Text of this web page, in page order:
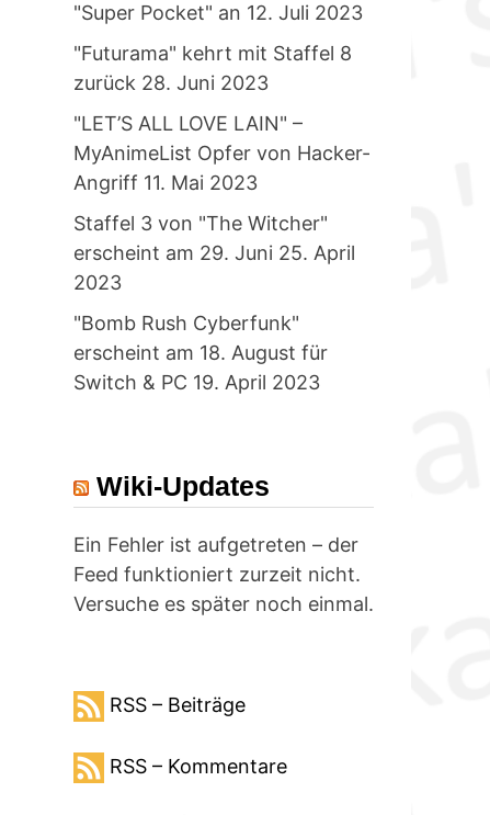
"Super Pocket" an 12. Juli 2023
"Futurama" kehrt mit Staffel 8
zurück 28. Juni 2023
"LET’S ALL LOVE LAIN" –
MyAnimeList Opfer von Hacker-
Angriff 11. Mai 2023
Staffel 3 von "The Witcher"
erscheint am 29. Juni 25. April
2023
"Bomb Rush Cyberfunk"
erscheint am 18. August für
Switch & PC 19. April 2023
Wiki-Updates
Ein Fehler ist aufgetreten – der
Feed funktioniert zurzeit nicht.
Versuche es später noch einmal.
RSS – Beiträge
RSS – Kommentare